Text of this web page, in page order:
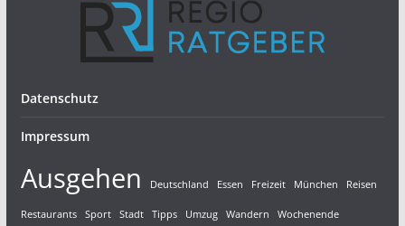
Datenschutz
Impressum
Ausgehen Deutschland Essen Freizeit München Reisen
Restaurants Sport Stadt Tipps Umzug Wandern Wochenende